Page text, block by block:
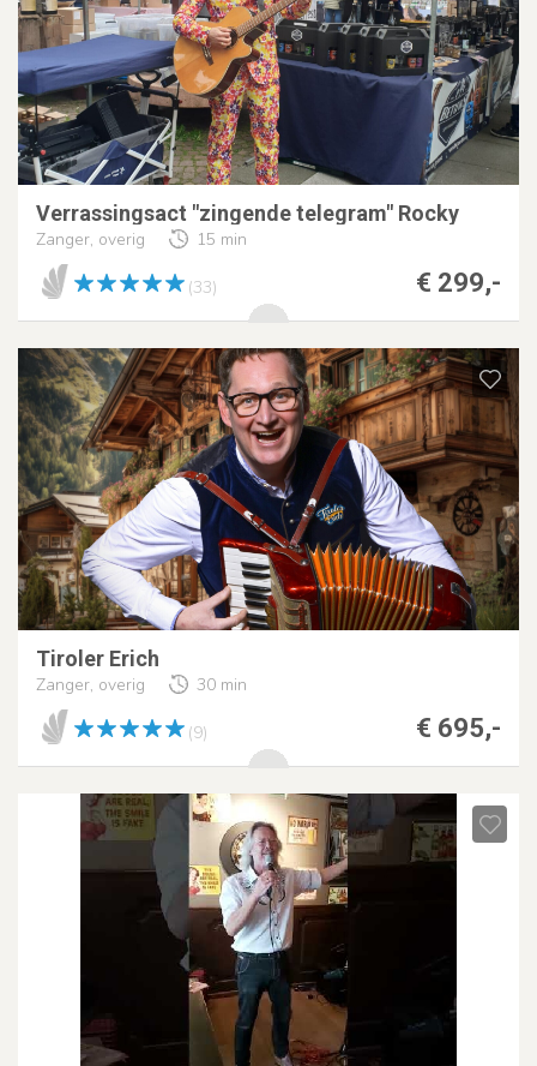
Verrassingsact "zingende telegram" Rocky
Zanger, overig 15 min
€ 299,-
(33)
Tiroler Erich
Zanger, overig 30 min
€ 695,-
(9)